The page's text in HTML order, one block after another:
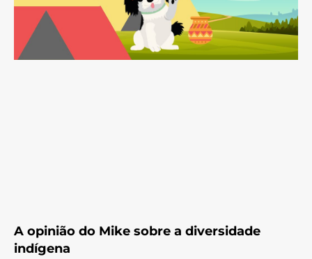
A opinião do Mike sobre a diversidade
indígena